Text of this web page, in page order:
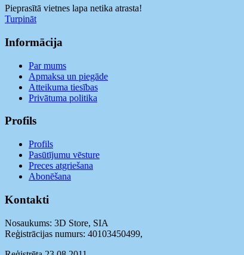
Pieprasītā vietnes lapa netika atrasta!
Turpināt
Informācija
Par mums
Apmaksa un piegāde
Atteikuma tiesības
Privātuma politika
Profils
Profils
Pasūtījumu vēsture
Preces atgriešana
Abonēšana
Kontakti
Nosaukums: 3D Store, SIA
Reģistrācijas numurs: 40103450499,